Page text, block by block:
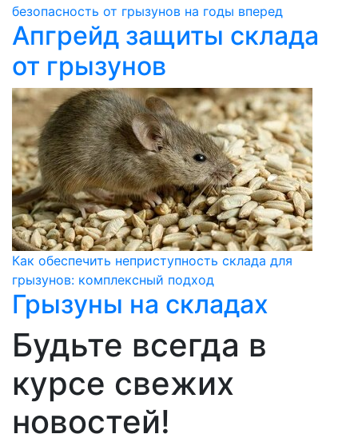
безопасность от грызунов на годы вперед
Апгрейд защиты склада
от грызунов
Как обеспечить неприступность склада для
грызунов: комплексный подход
Грызуны на складах
Будьте всегда в
курсе свежих
новостей!